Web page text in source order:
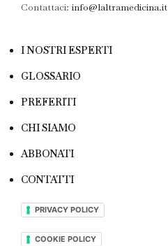
Contattaci: info@laltramedicina.it
I NOSTRI ESPERTI
GLOSSARIO
PREFERITI
CHI SIAMO
ABBONATI
CONTATTI
PRIVACY POLICY
COOKIE POLICY